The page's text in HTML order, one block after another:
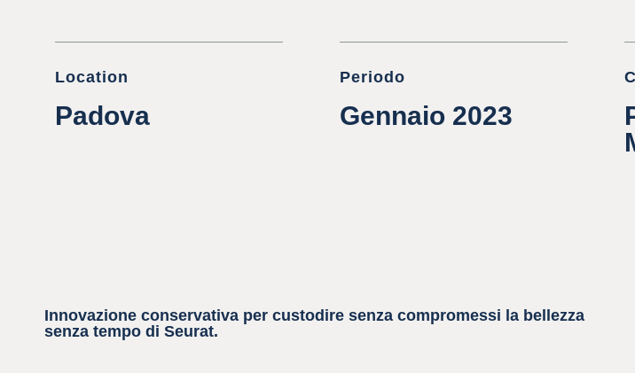
Location
Padova
Periodo
Gennaio 2023
Innovazione conservativa per custodire senza compromessi la bellezza
senza tempo di Seurat.